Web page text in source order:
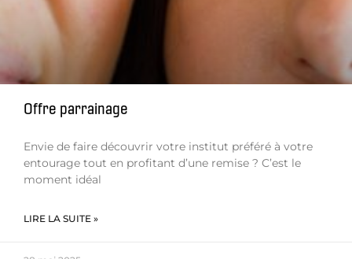
Offre parrainage
Envie de faire découvrir votre institut préféré à votre
entourage tout en profitant d’une remise ? C’est le
moment idéal
LIRE LA SUITE »